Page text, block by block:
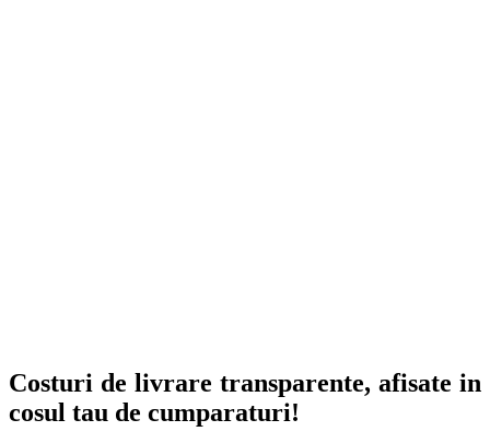
Costuri de livrare transparente, afisate in
cosul tau de cumparaturi!